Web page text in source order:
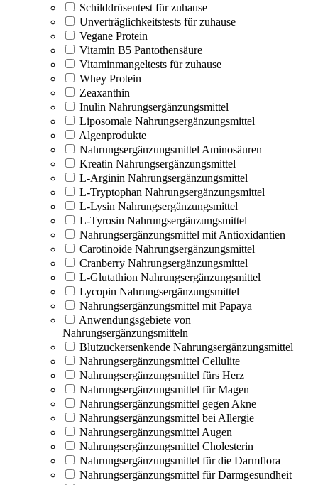
Schilddrüsentest für zuhause
Unverträglichkeitstests für zuhause
Vegane Protein
Vitamin B5 Pantothensäure
Vitaminmangeltests für zuhause
Whey Protein
Zeaxanthin
Inulin Nahrungsergänzungsmittel
Liposomale Nahrungsergänzungsmittel
Algenprodukte
Nahrungsergänzungsmittel Aminosäuren
Kreatin Nahrungsergänzungsmittel
L-Arginin Nahrungsergänzungsmittel
L-Tryptophan Nahrungsergänzungsmittel
L-Lysin Nahrungsergänzungsmittel
L-Tyrosin Nahrungsergänzungsmittel
Nahrungsergänzungsmittel mit Antioxidantien
Carotinoide Nahrungsergänzungsmittel
Cranberry Nahrungsergänzungsmittel
L-Glutathion Nahrungsergänzungsmittel
Lycopin Nahrungsergänzungsmittel
Nahrungsergänzungsmittel mit Papaya
Anwendungsgebiete von
Nahrungsergänzungsmitteln
Blutzuckersenkende Nahrungsergänzungsmittel
Nahrungsergänzungsmittel Cellulite
Nahrungsergänzungsmittel fürs Herz
Nahrungsergänzungsmittel für Magen
Nahrungsergänzungsmittel gegen Akne
Nahrungsergänzungsmittel bei Allergie
Nahrungsergänzungsmittel Augen
Nahrungsergänzungsmittel Cholesterin
Nahrungsergänzungsmittel für die Darmflora
Nahrungsergänzungsmittel für Darmgesundheit